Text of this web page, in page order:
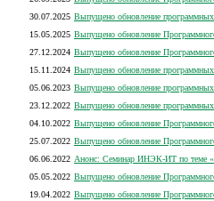
30.07.2025 Выпущено обновление
15.05.2025 Выпущено обновление
27.12.2024 Выпущено обновление
15.11.2024 Выпущено обновление
05.06.2023 Выпущено обновление
23.12.2022 Выпущено обновление
04.10.2022 Выпущено обновление
25.07.2022 Выпущено обновление
06.06.2022 Анонс: Семинар ИНЭК-ИТ по теме
05.05.2022 Выпущено обновление
19.04.2022 Выпущено обновление